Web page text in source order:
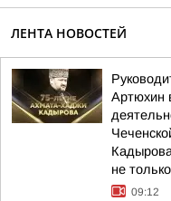
ЛЕНТА НОВОСТЕЙ
Артюхин
не
09:12